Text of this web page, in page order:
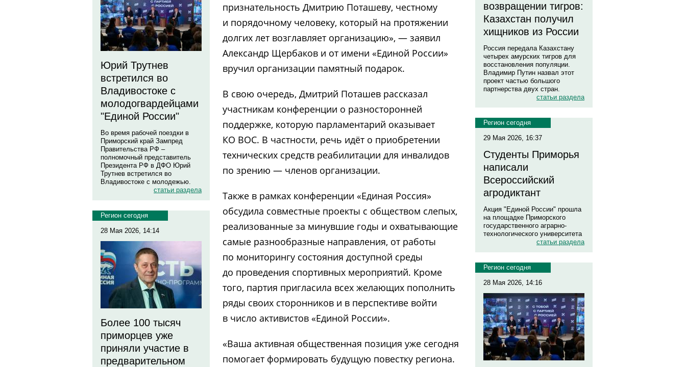
Юрий Трутнев
встретился во
Владивостоке с
молодогвардейцами
"Единой России"
Во время рабочей поездки в
Приморский край Зампред
Правительства РФ –
полномочный представитель
Президента РФ в ДФО Юрий
Трутнев встретился во
Владивостоке с молодежью.
статьи раздела
Регион сегодня
28 Мая 2026, 14:14
Более 100 тысяч
приморцев уже
приняли участие в
предварительном
признательность Дмитрию Поташеву, честному
и порядочному человеку, который на протяжении
долгих лет возглавляет организацию», — заявил
Александр Щербаков и от имени «Единой России»
вручил организации памятный подарок.
В свою очередь, Дмитрий Поташев рассказал
участникам конференции о разносторонней
поддержке, которую парламентарий оказывает
КО ВОС. В частности, речь идёт о приобретении
технических средств реабилитации для инвалидов
по зрению — членов организации.
Также в рамках конференции «Единая Россия»
обсудила совместные проекты с обществом слепых,
реализованные за минувшие годы и охватывающие
самые разнообразные направления, от работы
по мониторингу состояния доступной среды
до проведения спортивных мероприятий. Кроме
того, партия пригласила всех желающих пополнить
ряды своих сторонников и в перспективе войти
в число активистов «Единой России».
«Ваша активная общественная позиция уже сегодня
помогает формировать будущую повестку региона.
возвращении тигров:
Казахстан получил
хищников из России
Россия передала Казахстану
четырех амурских тигров для
восстановления популяции.
Владимир Путин назвал этот
проект частью большого
партнерства двух стран.
статьи раздела
Регион сегодня
29 Мая 2026, 16:37
Студенты Приморья
написали
Всероссийский
агродиктант
Акция "Единой России" прошла
на площадке Приморского
государственного аграрно-
технологического университета
статьи раздела
Регион сегодня
28 Мая 2026, 14:16